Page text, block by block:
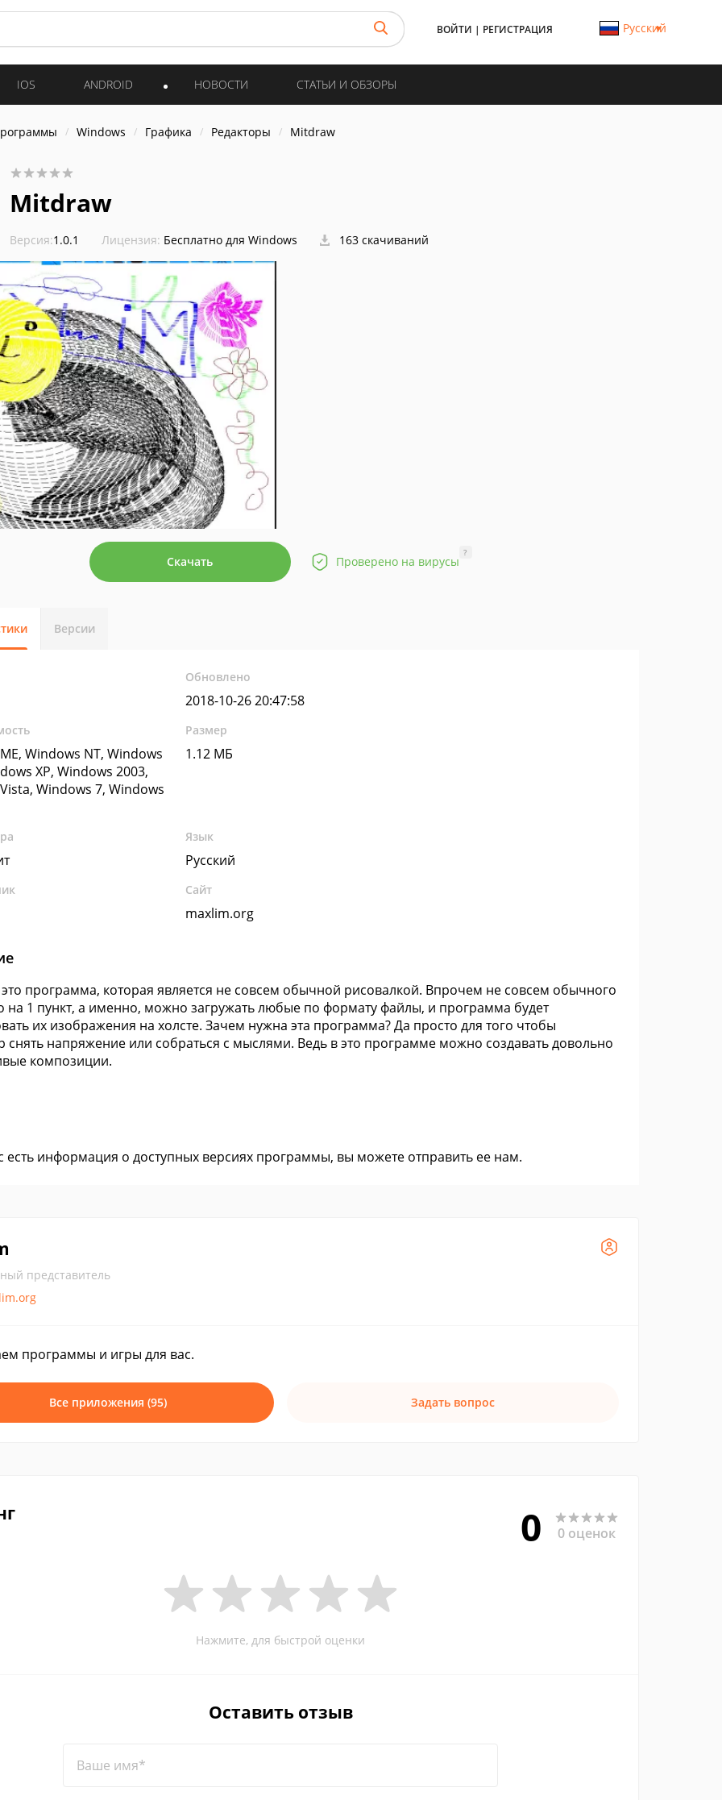
ВОЙТИ | РЕГИСТРАЦИЯ Русский
IOS ANDROID НОВОСТИ СТАТЬИ И ОБЗОРЫ
Windows Графика Редакторы Mitdraw
Mitdraw
Версия:1.0.1 Лицензия: Бесплатно для Windows 163 скачиваний
Скачать Проверено на вирусы
?
Версии
Обновлено
2018-10-26 20:47:58
Windows NT, Windows
XP, Windows 2003,
Windows 7, Windows
Размер
1.12 МБ
Язык
Русский
Сайт
maxlim.org
программа, которая является не совсем обычной рисовалкой. Впрочем не совсем обычного
на 1 пункт, а именно, можно загружать любые по формату файлы, и программа будет
их изображения на холсте. Зачем нужна эта программа? Да просто для того чтобы
снять напряжение или собраться с мыслями. Ведь в это программе можно создавать довольно
композиции.
есть информация о доступных версиях программы, вы можете отправить ее нам.
представитель
программы и игры для вас.
Все приложения (95) Задать вопрос
0 0 оценок
Нажмите, для быстрой оценки
Оставить отзыв
Ваше имя*